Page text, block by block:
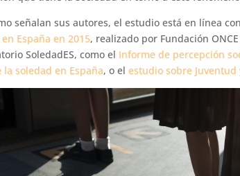
señalan sus autores, el estudio está en línea
España en 2015, realizado por Fundación
SoledadES, como el Informe de percepción
la soledad en España, o elestudio sobre Juventud